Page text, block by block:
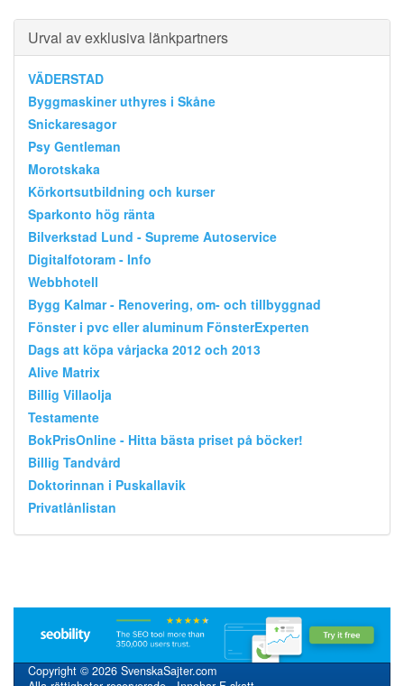
Urval av exklusiva länkpartners
VÄDERSTAD
Byggmaskiner uthyres i Skåne
Snickaresagor
Psy Gentleman
Morotskaka
Körkortsutbildning och kurser
Sparkonto hög ränta
Bilverkstad Lund - Supreme Autoservice
Digitalfotoram - Info
Webbhotell
Bygg Kalmar - Renovering, om- och tillbyggnad
Fönster i pvc eller aluminum FönsterExperten
Dags att köpa vårjacka 2012 och 2013
Alive Matrix
Billig Villaolja
Testamente
BokPrisOnline - Hitta bästa priset på böcker!
Billig Tandvård
Doktorinnan i Puskallavik
Privatlånlistan
Copyright © 2026 SvenskaSajter.com